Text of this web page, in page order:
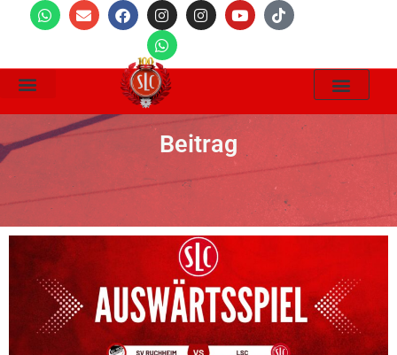
Beitrag